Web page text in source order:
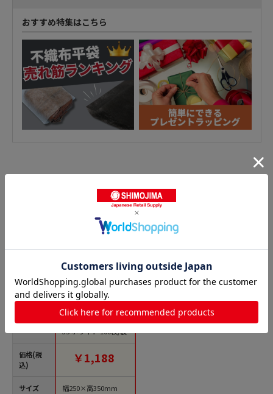
おすすめ特集はこちら
不織布平袋の人気商品との比較
価格(税
込)
サイズ
HEIKO 不織布袋 不織
布インナーバッグ 25-
35 ホワイト 100枚/袋
￥1,188
幅250×高350mm